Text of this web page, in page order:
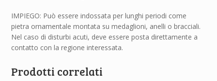
IMPIEGO: Può essere indossata per lunghi periodi come
pietra ornamentale montata su medaglioni, anelli o bracciali.
Nel caso di disturbi acuti, deve essere posta direttamente a
contatto con la regione interessata.
Prodotti correlati